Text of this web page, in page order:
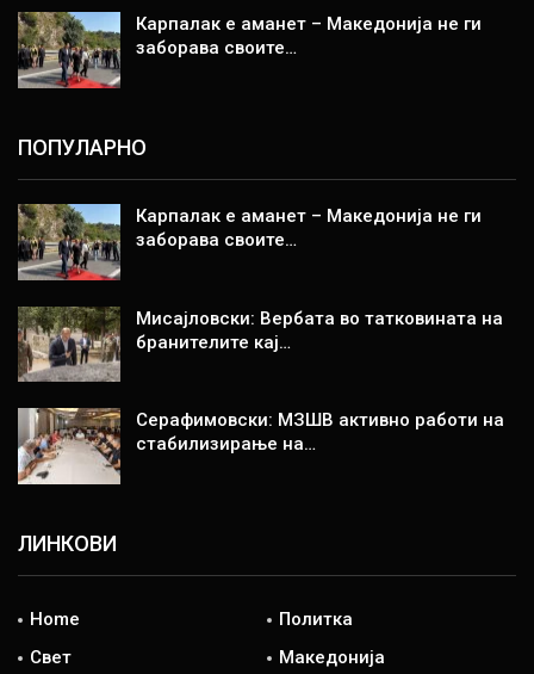
Карпалак е аманет – Македонија не ги
заборава своите…
ПОПУЛАРНО
Карпалак е аманет – Македонија не ги
заборава своите…
Мисајловски: Вербата во татковината на
бранителите кај…
Серафимовски: МЗШВ активно работи на
стабилизирање на…
ЛИНКОВИ
Home
Политка
Свет
Македонија